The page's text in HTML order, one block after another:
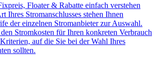
Floater & Rabatte einfach verstehen
Ihres Stromanschlusses stehen Ihnen
der einzelnen Stromanbieter zur Auswahl.
Stromkosten für Ihren konkreten Verbrauch
auf die Sie bei der Wahl Ihres
sollten.